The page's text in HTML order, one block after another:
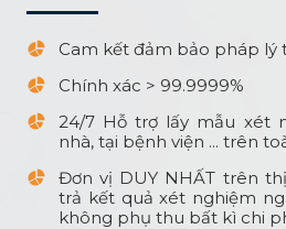
Cam kết đảm bảo pháp lý
Chính xác > 99.9999%
24/7 Hỗ trợ lấy mẫu xét
nhà, tại bệnh viện ... trên
Đơn vị DUY NHẤT trên
trả kết quả xét nghiệm
không phụ thu bất kì chi